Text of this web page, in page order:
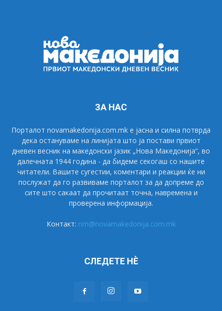
ЗА НАС
Порталот novamakedonija.com.mk е јасна и силна потврда
дека остануваме на линијата што ја постави првиот
дневен весник на македонски јазик „Нова Македонија“, во
далечната 1944 година - да бидеме секогаш со нашите
читатели. Вашите сугестии, коментари и реакции ќе ни
послужат да го развиваме порталот за да допреме до
сите што сакаат да прочитаат точна, навремена и
проверена информација.
Контакт: nm@novamakedonija.com.mk
СЛЕДЕТЕ НÈ